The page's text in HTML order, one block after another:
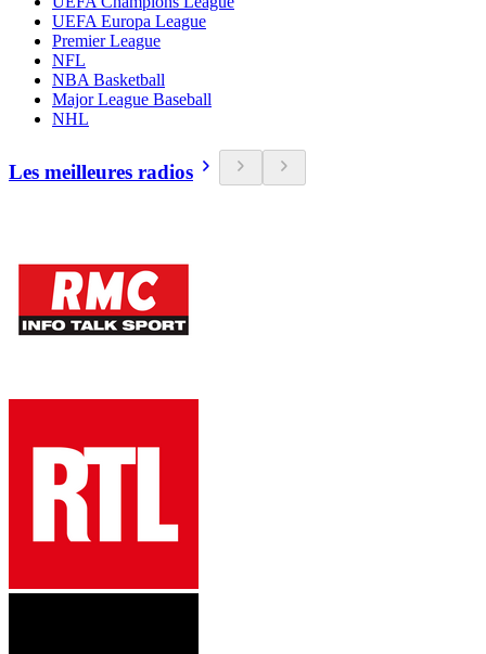
UEFA Europa League
Premier League
NFL
NBA Basketball
Major League Baseball
NHL
Les meilleures radios